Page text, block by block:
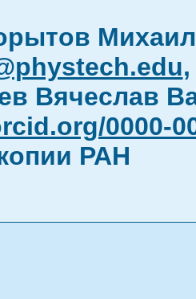
Вячеслав
0000-
РАН